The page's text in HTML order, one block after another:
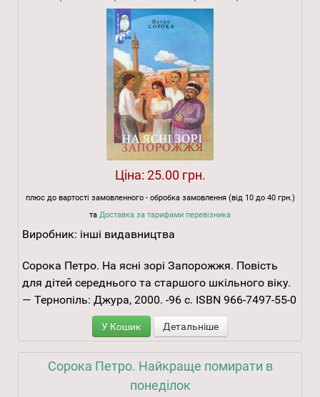
Ціна: 25.00 грн.
плюс до вартості замовленного - обробка замовлення (від 10 до 40 грн.)
та Доставка за тарифами перевізника
Виробник: інші видавництва
Сорока Петро. На ясні зорі Запорожжя. Повість
для дітей середнього та старшого шкільного віку.
— Тернопіль: Джура, 2000. -96 с. ISBN 966-7497-55-0
У Кошик Детальніше
Сорока Петро. Найкраще помирати в
понеділок